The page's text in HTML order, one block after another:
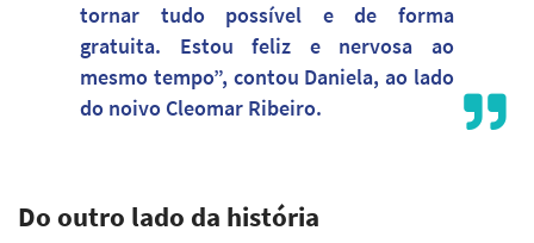
tornar tudo possível e de forma
gratuita. Estou feliz e nervosa ao
mesmo tempo”, contou Daniela, ao lado
do noivo Cleomar Ribeiro.
Do outro lado da história